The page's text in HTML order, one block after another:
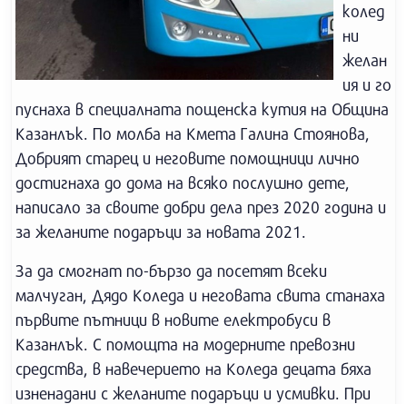
колед
ни
желан
ия и го
пуснаха в специалната пощенска кутия на Община
Казанлък. По молба на Кмета Галина Стоянова,
Добрият старец и неговите помощници лично
достигнаха до дома на всяко послушно дете,
написало за своите добри дела през 2020 година и
за желаните подаръци за новата 2021.
За да смогнат по-бързо да посетят всеки
малчуган, Дядо Коледа и неговата свита станаха
първите пътници в новите електробуси в
Казанлък. С помощта на модерните превозни
средства, в навечерието на Коледа децата бяха
изненадани с желаните подаръци и усмивки. При